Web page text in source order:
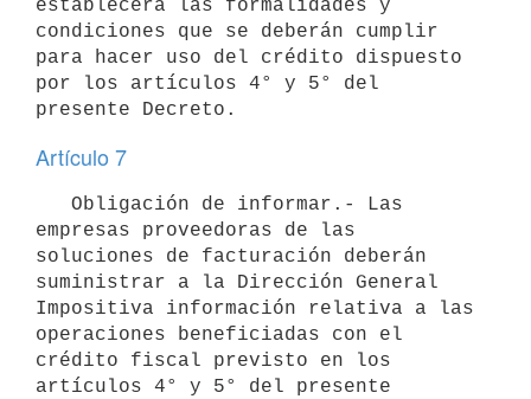
establecerá las formalidades y
condiciones que se deberán cumplir
para hacer uso del crédito dispuesto
por los artículos 4° y 5° del
Artículo 7
empresas proveedoras de las
soluciones de facturación deberán
suministrar a la Dirección General
Impositiva información relativa a las
operaciones beneficiadas con el
crédito fiscal previsto en los
artículos 4° y 5° del presente